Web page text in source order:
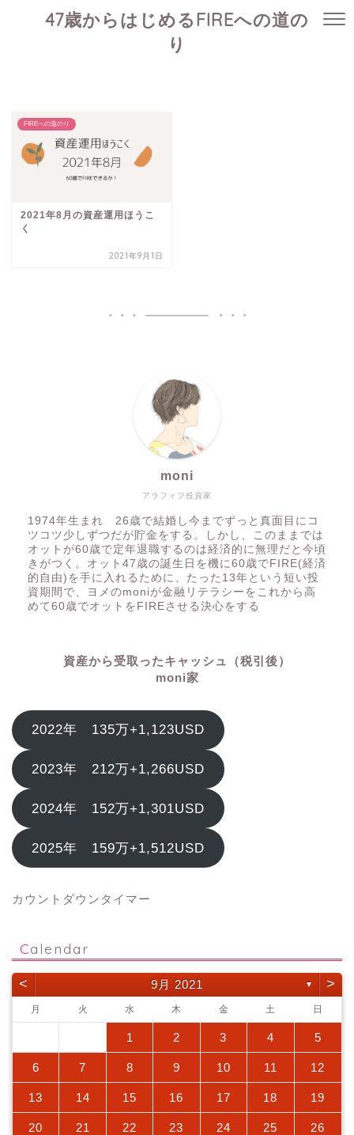
47歳からはじめるFIREへの道の
り
FIREへの道のり
2021年8月の資産運用ほうこ
く
2021年9月1日
アラフィフ投資家
moni
1974年生まれ 26歳で結婚し今までずっと真面目にコ
ツコツ少しずつだが貯金をする。しかし、このままでは
オットが60歳で定年退職するのは経済的に無理だと今頃
きがつく。オット47歳の誕生日を機に60歳でFIRE(経済
的自由)を手に入れるために、たった13年という短い投
資期間で、ヨメのmoniが金融リテラシーをこれから高
めて60歳でオットをFIREさせる決心をする
資産から受取ったキャッシュ（税引後）
moni家
2022年 135万+1,123USD
2023年 212万+1,266USD
2024年 152万+1,301USD
2025年 159万+1,512USD
カウントダウンタイマー
Calendar
< 9月 2021 ▼ >
月 火 水 木 金 土 日
1 2 3 4 5
6 7 8 9 10 11 12
13 14 15 16 17 18 19
20 21 22 23 24 25 26